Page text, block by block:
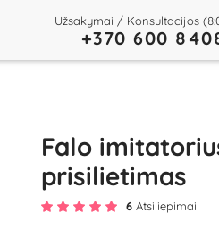
Užsakymai / Konsultacijos
+370 600
Falo
prisilietimas
6 Atsiliepimai